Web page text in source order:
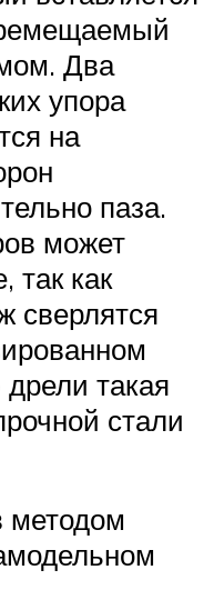
Два
упора
на
паза.
может
так как
сверлятся
такая
стали
методом